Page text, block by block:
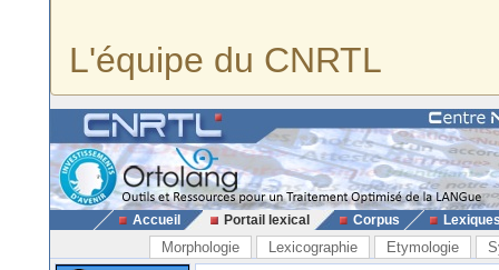
L'équipe du CNRTL
Accueil Portail lexical Corpus
Morphologie Lexicographie Etymologie